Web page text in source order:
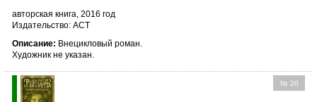
авторская книга, 2016 год
Издательство: АСТ
Описание: Внецикловый роман.
Художник не указан.
№ 20